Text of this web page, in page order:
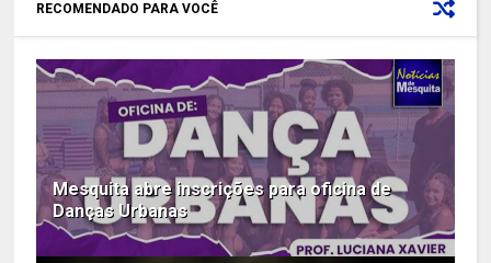
RECOMENDADO PARA VOCÊ
Mesquita abre inscrições para oficina de
Danças Urbanas